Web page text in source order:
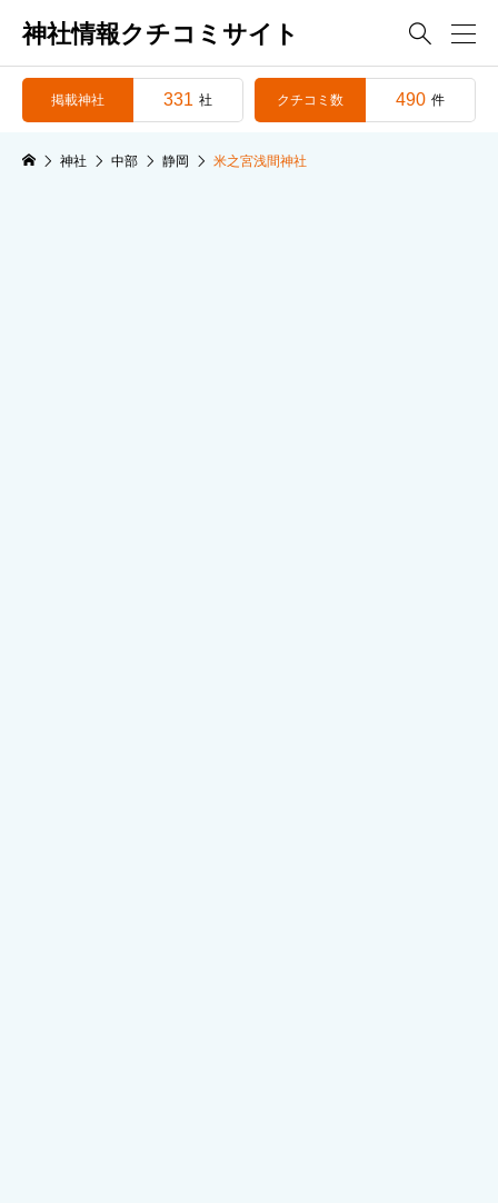
神社情報クチコミサイト 
掲載神社 331 社 クチコミ数 490 件
神社 中部 静岡 米之宮浅間神社